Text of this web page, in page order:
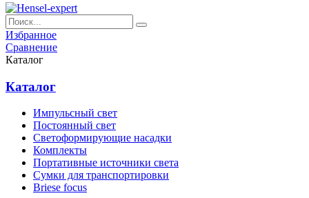
Избранное
Сравнение
Каталог
Каталог
Импульсный свет
Постоянный свет
Светоформирующие насадки
Комплекты
Портативные источники света
Сумки для транспортировки
Briese focus